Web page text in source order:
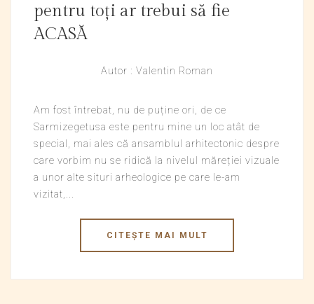
pentru toți ar trebui să fie
ACASĂ
Autor : Valentin Roman
Am fost întrebat, nu de puține ori, de ce
Sarmizegetusa este pentru mine un loc atât de
special, mai ales că ansamblul arhitectonic despre
care vorbim nu se ridică la nivelul măreției vizuale
a unor alte situri arheologice pe care le-am
vizitat,...
CITEȘTE MAI MULT